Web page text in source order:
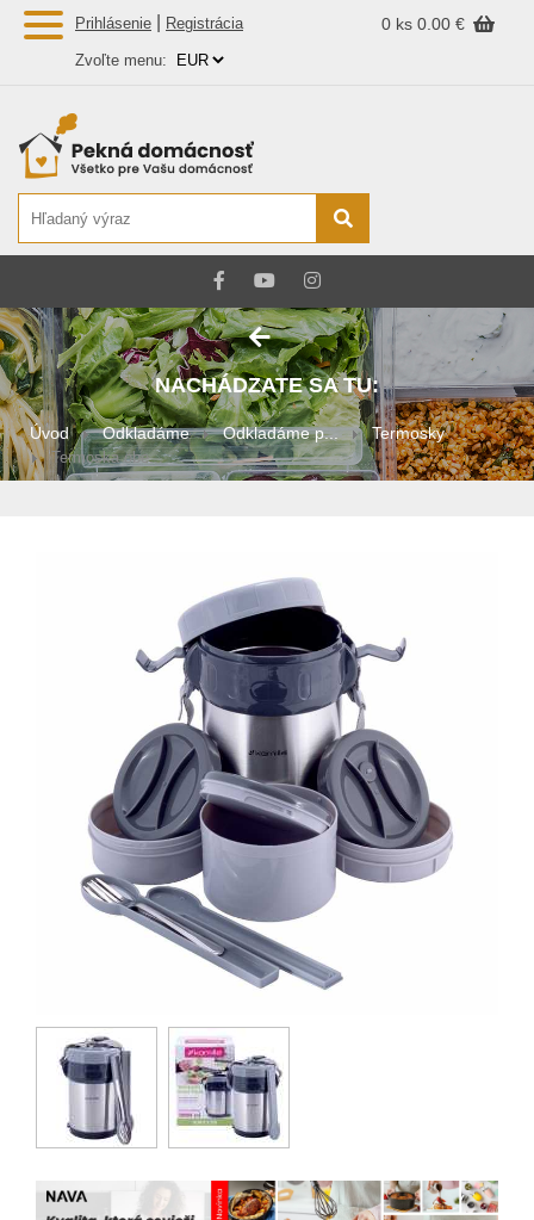
Prihlásenie Registrácia 0 ks 0.00 €
Zvoľte menu:
NACHÁDZATE SA TU:
Úvod Odkladáme Odkladáme p... Termosky
Termoska obe...